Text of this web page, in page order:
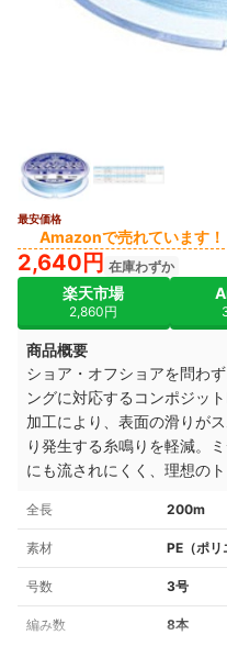
最安価格
Amazonで売れています！
2,640円 在庫わずか
楽天市場
2,860円
商品概要
ショア・オフショアを問わ
ングに対応するコンポジッ
加工により、表面の滑りが
り発生する糸鳴りを軽減。
にも流されにくく、理想の
全長 200m
素材 PE（ポリ
号数 3号
編み数 8本